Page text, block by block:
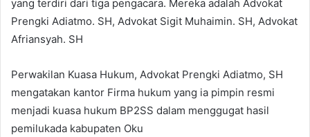
yang terdiri dari tiga pengacara. Mereka adalah Advokat
Prengki Adiatmo. SH, Advokat Sigit Muhaimin. SH, Advokat
Afriansyah. SH
Perwakilan Kuasa Hukum, Advokat Prengki Adiatmo, SH
mengatakan kantor Firma hukum yang ia pimpin resmi
menjadi kuasa hukum BP2SS dalam menggugat hasil
pemilukada kabupaten Oku